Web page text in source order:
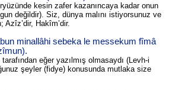
kesin zafer kazanıncaya kadar onun
değildir). Siz, dünya malını istiyorsunuz ve
Hakîm’dir.
minallâhi sebeka le messekum fîmâ
eğer yazılmış olmasaydı (Levh-i
şeyler (fidye) konusunda mutlaka size